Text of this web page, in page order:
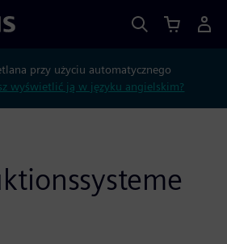
przy użyciu automatycznego
wyświetlić ją w języku angielskim?